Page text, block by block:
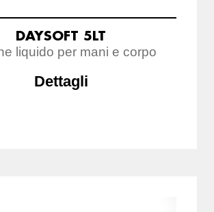
DAYSOFT 5LT
liquido per mani e corpo
Dettagli